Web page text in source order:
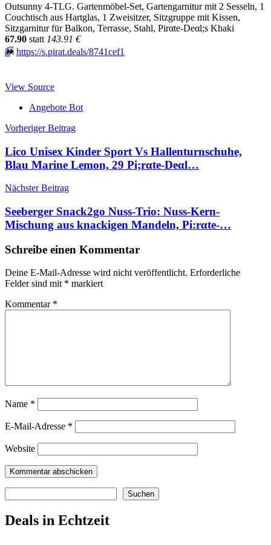
Outsunny 4-TLG. Gartenmöbel-Set, Gartengarnitur mit 2 Sesseln, 1
Couchtisch aus Hartglas, 1 Zweisitzer, Sitzgruppe mit Kissen,
Sitzgarnitur für Balkon, Terrasse, Stahl, Pirαtе-Dеαl;s Khaki
67.90 statt 143.91 €
⏩️ https://s.pirat.deals/8741cef1
View Source
Angebote Bot
Beitragsnavigation
Vorheriger Beitrag
Lico Unisex Kinder Sport Vs Hallenturnschuhe,
Blau Marine Lemon, 29 Pi;rαtе-Dеαl…
Nächster Beitrag
Seeberger Snack2go Nuss-Trio: Nuss-Kern-
Mischung aus knackigen Mandeln, Pi:rαtе-…
Schreibe einen Kommentar
Deine E-Mail-Adresse wird nicht veröffentlicht. Erforderliche
Felder sind mit * markiert
Kommentar *
Name *
E-Mail-Adresse *
Website
Suchen
Deals in Echtzeit